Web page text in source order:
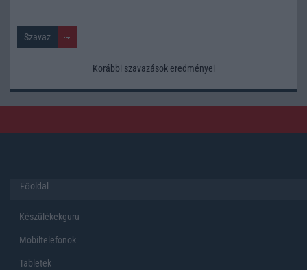
Korábbi szavazások eredményei
Főoldal
Készülékekguru
Mobiltelefonok
Tabletek